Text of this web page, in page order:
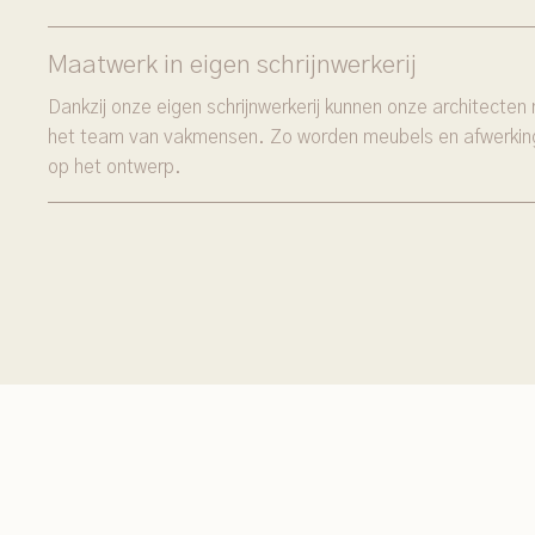
Maatwerk in eigen schrijnwerkerij
Dankzij onze eigen schrijnwerkerij kunnen onze
het team van vakmensen. Zo worden meubels en
op het ontwerp.